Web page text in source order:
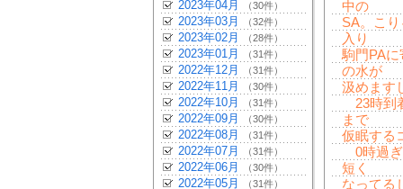
2023年04月 （30件）
2023年03月 （32件）
2023年02月 （28件）
2023年01月 （31件）
2022年12月 （31件）
2022年11月 （30件）
2022年10月 （31件）
2022年09月 （30件）
2022年08月 （31件）
2022年07月 （31件）
2022年06月 （30件）
2022年05月 （31件）
中の
SA。こ
入り
駒門PA
の水が
汲めます
23時到
まで
仮眠する
0時過ぎ
短く
なってる